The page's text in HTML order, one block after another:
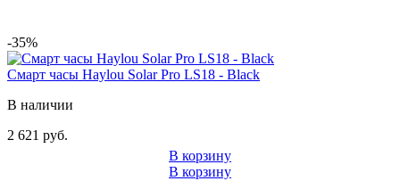
-35%
Смарт часы Haylou Solar Pro LS18 - Black
В наличии
2 621 руб.
В корзину
В корзину